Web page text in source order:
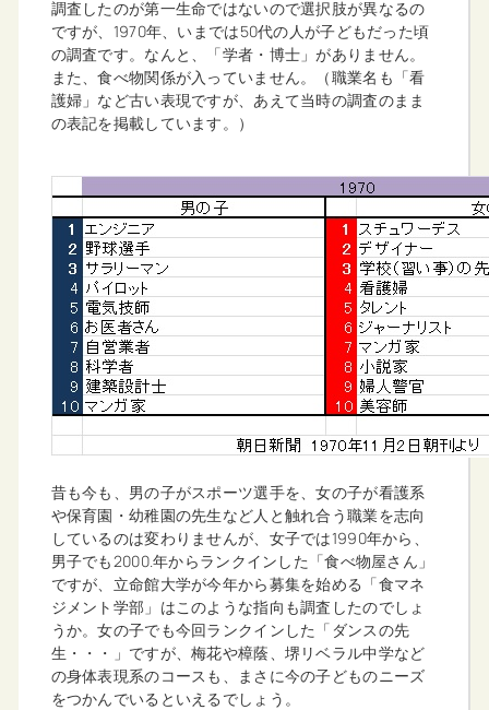
調査したのが第一生命ではないので選択肢が異なるの
ですが、1970年、いまでは50代の人が子どもだった頃
の調査です。なんと、「学者・博士」がありません。
また、食べ物関係が入っていません。（職業名も「看
護婦」など古い表現ですが、あえて当時の調査のまま
の表記を掲載しています。）
昔も今も、男の子がスポーツ選手を、女の子が看護系
や保育園・幼稚園の先生など人と触れ合う職業を志向
しているのは変わりませんが、女子では1990年から、
男子でも2000.年からランクインした「食べ物屋さん」
ですが、立命館大学が今年から募集を始める「食マネ
ジメント学部」はこのような指向も調査したのでしょ
うか。女の子でも今回ランクインした「ダンスの先
生・・・」ですが、梅花や樟蔭、堺リベラル中学など
の身体表現系のコースも、まさに今の子どものニーズ
をつかんでいるといえるでしょう。